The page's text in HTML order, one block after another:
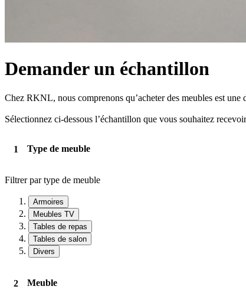
Demander un échantillon
Chez RKNL, nous comprenons qu’acheter des meubles est
Sélectionnez ci-dessous l’échantillon que vous souhaitez
Type de meuble
Filtrer par type de meuble
Armoires
Meubles TV
Tables de repas
Tables de salon
Divers
Meuble